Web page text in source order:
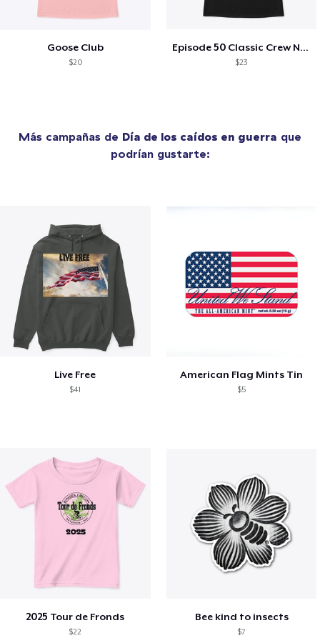
Goose Club
$20
Episode 50 Classic Crew Neck T-Shirt
$23
Más campañas de Día de los caídos en guerra que
podrían gustarte:
Live Free
$41
American Flag Mints Tin
$5
2025 Tour de Fronds
$22
Bee kind to insects
$7